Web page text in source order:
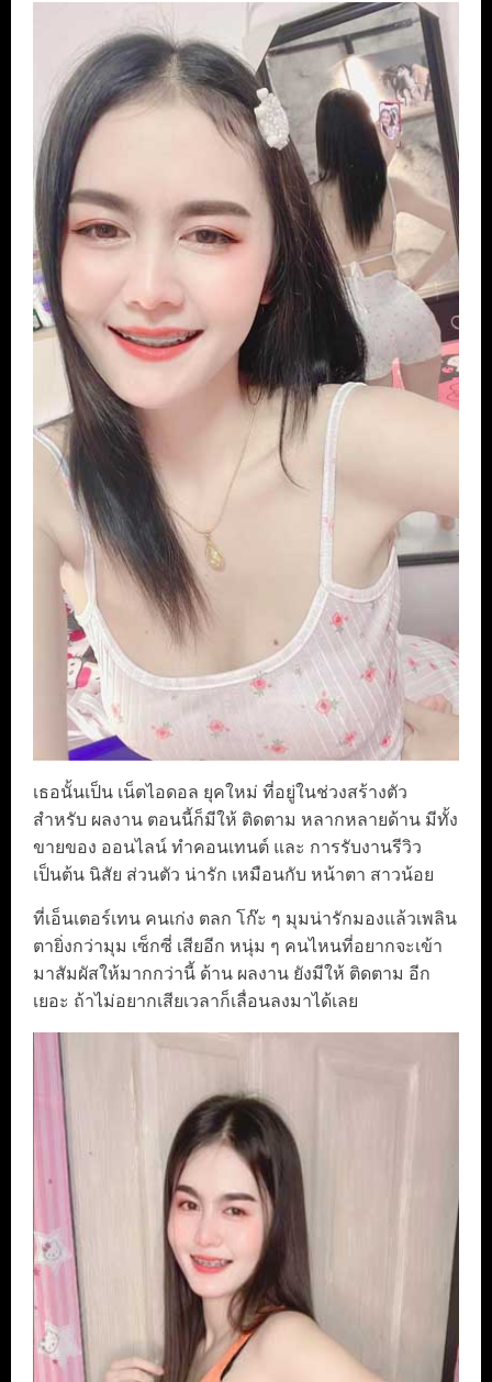
เธอนั้นเป็น เน็ตไอดอล ยุคใหม่ ที่อยู่ในช่วงสร้างตัว
สำหรับ ผลงาน ตอนนี้ก็มีให้ ติดตาม หลากหลายด้าน มีทั้ง
ขายของ ออนไลน์ ทำคอนเทนต์ และ การรับงานรีวิว
เป็นต้น นิสัย ส่วนตัว น่ารัก เหมือนกับ หน้าตา สาวน้อย
ที่เอ็นเตอร์เทน คนเก่ง ตลก โก๊ะ ๆ มุมน่ารักมองแล้วเพลิน
ตายิ่งกว่ามุม เซ็กซี่ เสียอีก หนุ่ม ๆ คนไหนที่อยากจะเข้า
มาสัมผัสให้มากกว่านี้ ด้าน ผลงาน ยังมีให้ ติดตาม อีก
เยอะ ถ้าไม่อยากเสียเวลาก็เลื่อนลงมาได้เลย